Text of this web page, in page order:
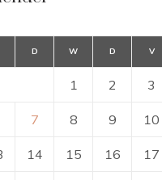
D W D V
1 2 3
7 8 9 10
14 15 16 17